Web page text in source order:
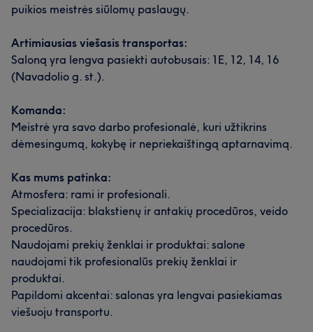
puikios meistrės siūlomų paslaugų.
Artimiausias viešasis transportas:
Saloną yra lengva pasiekti autobusais: 1E, 12, 14, 16
(Navadolio g. st.).
Komanda:
Meistrė yra savo darbo profesionalė, kuri užtikrins
dėmesingumą, kokybę ir nepriekaištingą aptarnavimą.
Kas mums patinka:
Atmosfera: rami ir profesionali.
Specializacija: blakstienų ir antakių procedūros, veido
procedūros.
Naudojami prekių ženklai ir produktai: salone
naudojami tik profesionalūs prekių ženklai ir
produktai.
Papildomi akcentai: salonas yra lengvai pasiekiamas
viešuoju transportu.